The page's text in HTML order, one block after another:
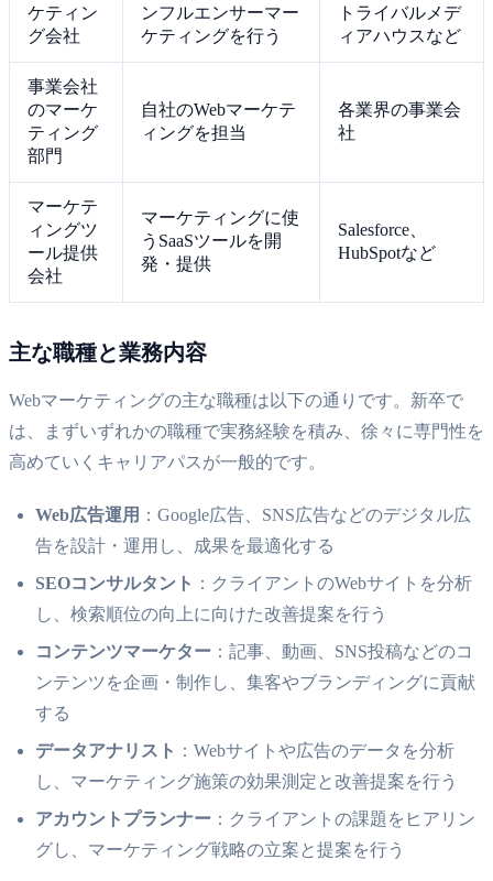
ケティン
グ会社
ンフルエンサーマー
ケティングを行う
トライバルメデ
ィアハウスなど
事業会社
のマーケ
ティング
部門
自社のWebマーケテ
ィングを担当
各業界の事業会
社
マーケテ
ィングツ
ール提供
会社
マーケティングに使
うSaaSツールを開
発・提供
Salesforce、
HubSpotなど
主な職種と業務内容
Webマーケティングの主な職種は以下の通りです。新卒で
は、まずいずれかの職種で実務経験を積み、徐々に専門性を
高めていくキャリアパスが一般的です。
Web広告運用 ：Google広告、SNS広告などのデジタル広
告を設計・運用し、成果を最適化する
SEOコンサルタント ：クライアントのWebサイトを分析
し、検索順位の向上に向けた改善提案を行う
コンテンツマーケター ：記事、動画、SNS投稿などのコ
ンテンツを企画・制作し、集客やブランディングに貢献
する
データアナリスト ：Webサイトや広告のデータを分析
し、マーケティング施策の効果測定と改善提案を行う
アカウントプランナー ：クライアントの課題をヒアリン
グし、マーケティング戦略の立案と提案を行う